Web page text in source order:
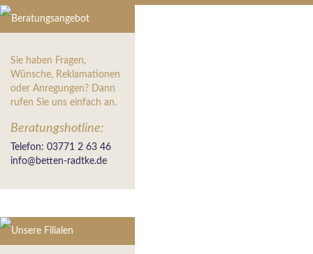
Beratungsangebot
Sie haben Fragen,
Wünsche, Reklamationen
oder Anregungen? Dann
rufen Sie uns einfach an.
Beratungshotline:
Telefon: 03771 2 63 46
info@betten-radtke.de
Unsere Filialen